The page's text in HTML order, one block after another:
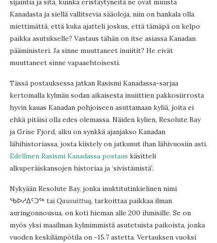
sijaintia ja sitä, kuinka eristäytyneitä ne ovat muusta
Kanadasta ja siellä vallitsevia sääoloja, niin on hankala olla
miettimättä, että kuka ajatteli joskus, että tämäpä on kelpo
paikka asutukselle? Vastaus tähän on itse asiassa Kanadan
pääministeri. Ja sinne muuttaneet inuiitit? He eivät
muuttaneet sinne vapaaehtoisesti.
Tässä postauksessa jatkan Rasismi Kanadassa-sarjaa
kertomalla kylmän sodan aikaisesta inuiittien pakkosiirrosta
hyvin kauas Kanadan pohjoiseen asuttamaan kyliä, joita ei
ehkä pitäisi olla edes olemassa. Näiden kylien, Resolute Bay
ja Grise Fjord, alku on synkkä ajanjakso Kanadan
lähihistoriassa, josta kiistely on jatkunut ihan lähivuosiin asti.
Edellinen Rasismi Kanadassa postaus käsitteli
alkuperäiskansojen historiaa ja ‘sivistämistä’.
Nykyään Resolute Bay, jonka inuktitutinkielinen nimi
ᖃᐅᓱᐃᑦᑐᖅ tai Qausuittuq, tarkoittaa paikkaa ilman
auringonnousua, on koti hieman alle 200 ihmisille. Se on
myös yksi maailman kylmimmistä asutetuista paikoista, jonka
vuoden keskilämpötila on -15.7 astetta. Vertauksen vuoksi